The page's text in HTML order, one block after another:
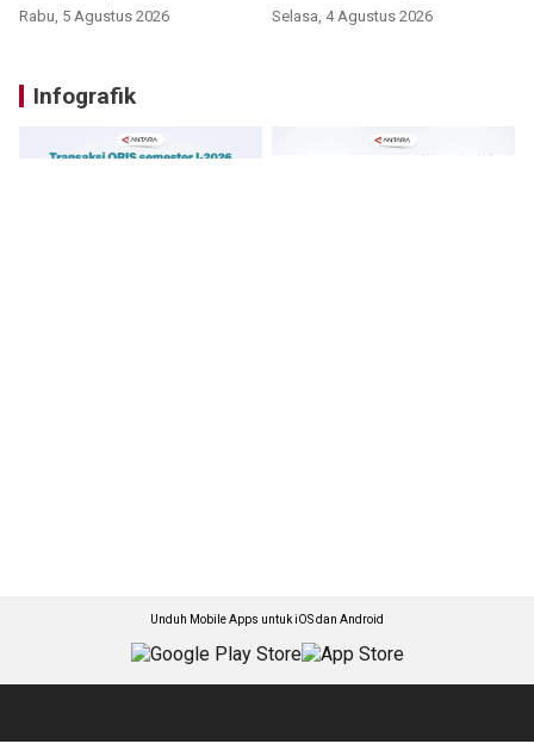
Rabu, 5 Agustus 2026 Selasa, 4 Agustus 2026
Infografik
Unduh Mobile Apps untuk iOS dan Android